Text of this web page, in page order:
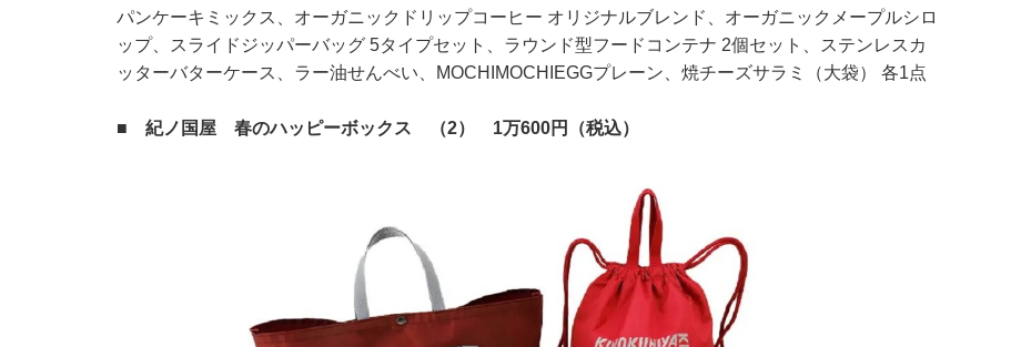
パンケーキミックス、オーガニックドリップコーヒー オリジナルブレンド、オーガニックメープルシロ
ップ、スライドジッパーバッグ 5タイプセット、ラウンド型フードコンテナ 2個セット、ステンレスカ
ッターバターケース、ラー油せんべい、MOCHIMOCHIEGGプレーン、焼チーズサラミ（大袋） 各1点
■ 紀ノ国屋 春のハッピーボックス （2） 1万600円（税込）